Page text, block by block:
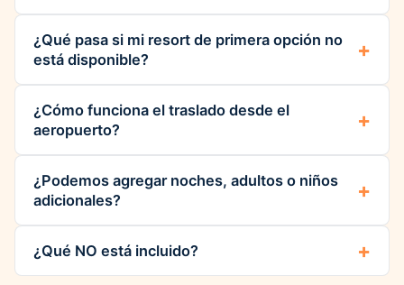
¿Qué pasa si mi resort de primera opción no
está disponible?
¿Cómo funciona el traslado desde el
aeropuerto?
¿Podemos agregar noches, adultos o niños
adicionales?
¿Qué NO está incluido?